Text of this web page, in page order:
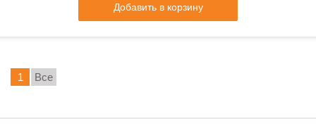
Добавить в корзину
1 Все